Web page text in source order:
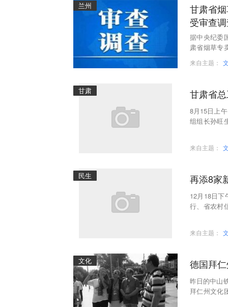
兰州
甘肃省
受审查
据中央纪委
肃省烟草专
来自主题：
甘肃 甘肃省
8月15日上
组组长孙旺
来自主题：
民生 再添8家
12月18日下
行、省农村
来自主题：
文化 德国拜
昨日的中山
拜仁州文化